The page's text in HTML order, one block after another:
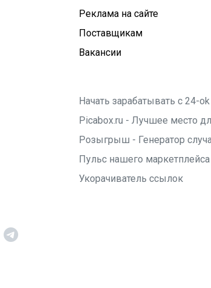
Реклама на сайте
Поставщикам
Вакансии
Начать зарабатывать с 24-ok
Picabox.ru - Лучшее место
Розыгрыш - Генератор
Пульс нашего маркетплейса
Укорачиватель ссылок